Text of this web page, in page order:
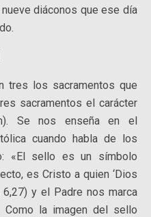
diáconos que ese día
los sacramentos que
sacramentos el carácter
Se nos enseña en el
cuando habla de los
«El sello es un símbolo
es Cristo a quien ‘Dios
6,27) y el Padre nos marca
la imagen del sello